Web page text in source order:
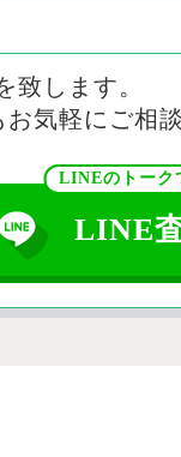
します。
気軽にご相
LINEのトーク
LINE